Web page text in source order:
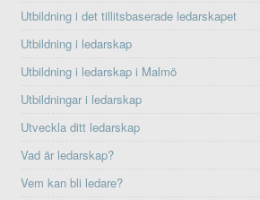
Utbildning i det tillitsbaserade ledarskapet
Utbildning i ledarskap
Utbildning i ledarskap i Malmö
Utbildningar i ledarskap
Utveckla ditt ledarskap
Vad är ledarskap?
Vem kan bli ledare?